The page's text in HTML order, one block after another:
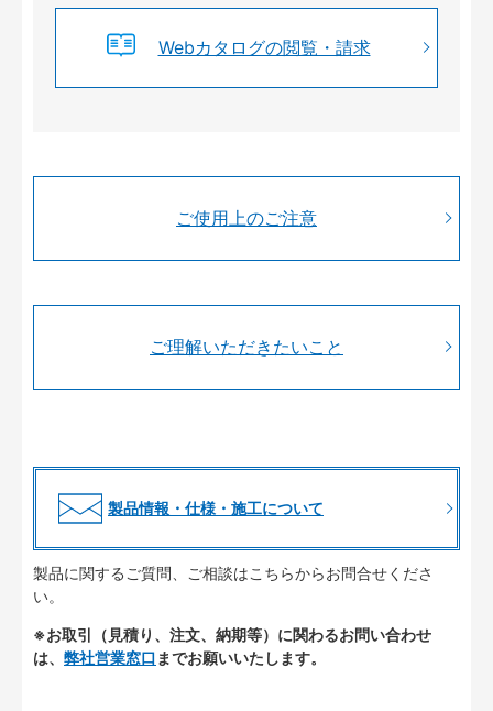
Webカタログの閲覧・請求
ご使用上のご注意
ご理解いただきたいこと
製品情報・仕様・施工について
製品に関するご質問、ご相談はこちらからお問合せくださ
い。
※お取引（見積り、注文、納期等）に関わるお問い合わせ
は、 弊社営業窓口 までお願いいたします。